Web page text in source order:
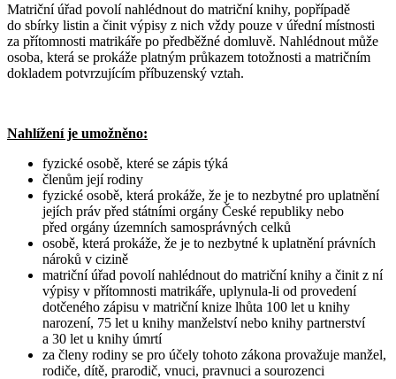
Matriční úřad povolí nahlédnout do matriční knihy, popřípadě
do sbírky listin a činit výpisy z nich vždy pouze v úřední místnosti
za přítomnosti matrikáře po předběžné domluvě. Nahlédnout může
osoba, která se prokáže platným průkazem totožnosti a matričním
dokladem potvrzujícím příbuzenský vztah.
Nahlížení je umožněno:
fyzické osobě, které se zápis týká
členům její rodiny
fyzické osobě, která prokáže, že je to nezbytné pro uplatnění
jejích práv před státními orgány České republiky nebo
před orgány územních samosprávných celků
osobě, která prokáže, že je to nezbytné k uplatnění právních
nároků v cizině
matriční úřad povolí nahlédnout do matriční knihy a činit z ní
výpisy v přítomnosti matrikáře, uplynula-li od provedení
dotčeného zápisu v matriční knize lhůta 100 let u knihy
narození, 75 let u knihy manželství nebo knihy partnerství
a 30 let u knihy úmrtí
za členy rodiny se pro účely tohoto zákona provažuje manžel,
rodiče, dítě, prarodič, vnuci, pravnuci a sourozenci